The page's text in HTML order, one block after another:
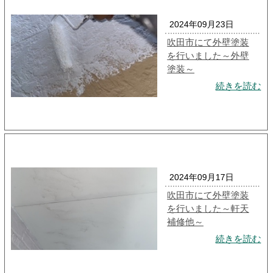
2024年09月23日
吹田市にて外壁塗装
を行いました～外壁
塗装～
続きを読む
2024年09月17日
吹田市にて外壁塗装
を行いました～軒天
補修他～
続きを読む